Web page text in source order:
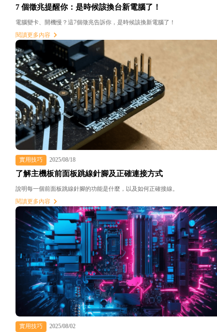
7 個徵兆提醒你：是時候該換台新電腦了！
電腦變卡、開機慢？這7個徵兆告訴你，是時候該換新電腦了！
閱讀更多內容
實用技巧 2025/08/18
了解主機板前面板跳線針腳及正確連接方式
說明每一個前面板跳線針腳的功能是什麼，以及如何正確接線。
閱讀更多內容
實用技巧 2025/08/02